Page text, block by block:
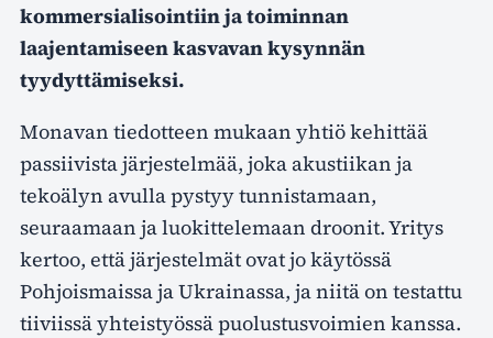
kommersialisointiin ja toiminnan
laajentamiseen kasvavan kysynnän
tyydyttämiseksi.
Monavan tiedotteen mukaan yhtiö kehittää
passiivista järjestelmää, joka akustiikan ja
tekoälyn avulla pystyy tunnistamaan,
seuraamaan ja luokittelemaan droonit. Yritys
kertoo, että järjestelmät ovat jo käytössä
Pohjoismaissa ja Ukrainassa, ja niitä on testattu
tiiviissä yhteistyössä puolustusvoimien kanssa.